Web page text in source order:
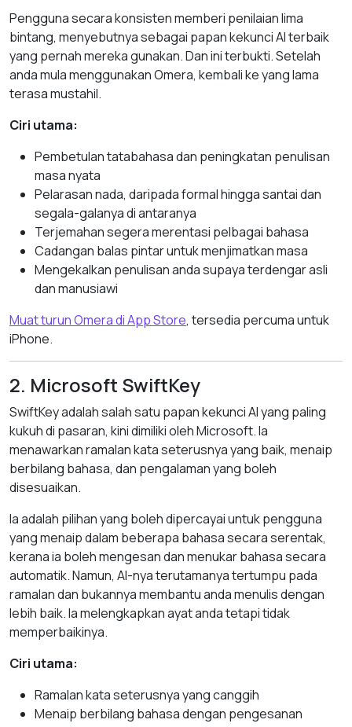
Pengguna secara konsisten memberi penilaian lima
bintang, menyebutnya sebagai papan kekunci AI terbaik
yang pernah mereka gunakan. Dan ini terbukti. Setelah
anda mula menggunakan Omera, kembali ke yang lama
terasa mustahil.
Ciri utama:
Pembetulan tatabahasa dan peningkatan penulisan
masa nyata
Pelarasan nada, daripada formal hingga santai dan
segala-galanya di antaranya
Terjemahan segera merentasi pelbagai bahasa
Cadangan balas pintar untuk menjimatkan masa
Mengekalkan penulisan anda supaya terdengar asli
dan manusiawi
Muat turun Omera di App Store, tersedia percuma untuk
iPhone.
2. Microsoft SwiftKey
SwiftKey adalah salah satu papan kekunci AI yang paling
kukuh di pasaran, kini dimiliki oleh Microsoft. Ia
menawarkan ramalan kata seterusnya yang baik, menaip
berbilang bahasa, dan pengalaman yang boleh
disesuaikan.
Ia adalah pilihan yang boleh dipercayai untuk pengguna
yang menaip dalam beberapa bahasa secara serentak,
kerana ia boleh mengesan dan menukar bahasa secara
automatik. Namun, AI-nya terutamanya tertumpu pada
ramalan dan bukannya membantu anda menulis dengan
lebih baik. Ia melengkapkan ayat anda tetapi tidak
memperbaikinya.
Ciri utama:
Ramalan kata seterusnya yang canggih
Menaip berbilang bahasa dengan pengesanan